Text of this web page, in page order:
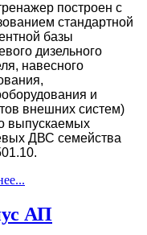
построен с
стандартной
базы
дизельного
навесного
и
внешних систем)
выпускаемых
ДВС семейства
АП